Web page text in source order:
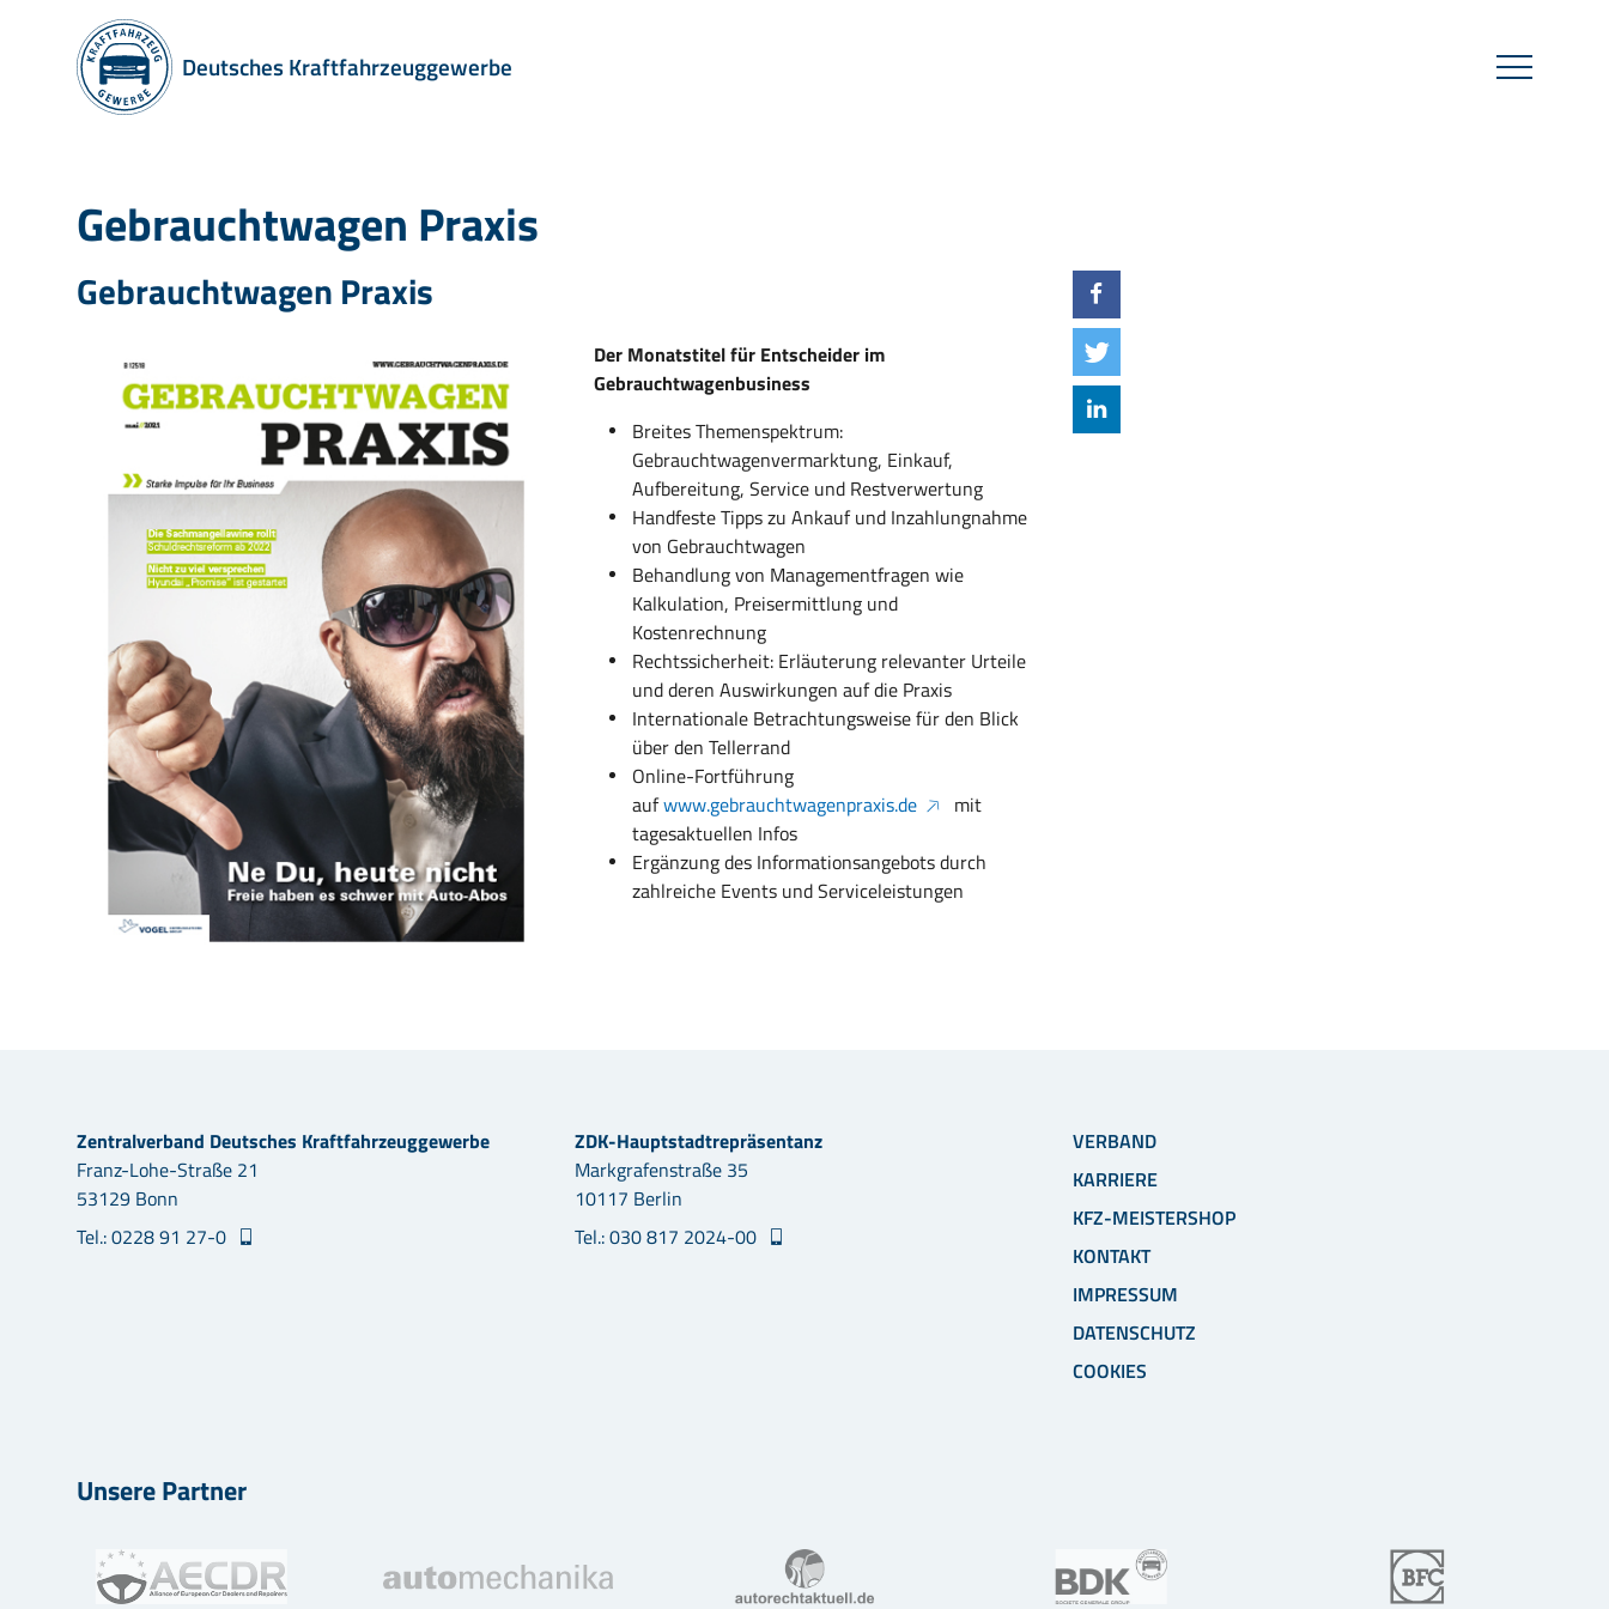
Deutsches Kraftfahrzeuggewerbe
Gebrauchtwagen Praxis
Gebrauchtwagen Praxis
Der Monatstitel für Entscheider im
Gebrauchtwagenbusiness
Breites Themenspektrum:
Gebrauchtwagenvermarktung, Einkauf,
Aufbereitung, Service und Restverwertung
Handfeste Tipps zu Ankauf und Inzahlungnahme
von Gebrauchtwagen
Behandlung von Managementfragen wie
Kalkulation, Preisermittlung und
Kostenrechnung
Rechtssicherheit: Erläuterung relevanter Urteile
und deren Auswirkungen auf die Praxis
Internationale Betrachtungsweise für den Blick
über den Tellerrand
Online-Fortführung
aufwww.gebrauchtwagenpraxis.de
mit
tagesaktuellen Infos
Ergänzung des Informationsangebots durch
zahlreiche Events und Serviceleistungen
Zentralverband Deutsches Kraftfahrzeuggewerbe
Franz-Lohe-Straße 21
53129 Bonn
Tel.: 0228 91 27-0
ZDK-Hauptstadtrepräsentanz
Markgrafenstraße 35
10117 Berlin
Tel.: 030 817 2024-00
VERBAND
KARRIERE
KFZ-MEISTERSHOP
KONTAKT
IMPRESSUM
DATENSCHUTZ
COOKIES
Unsere Partner